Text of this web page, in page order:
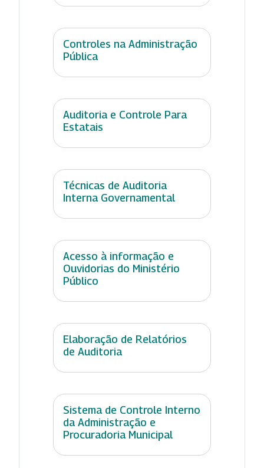
Controles na Administração
Pública
Auditoria e Controle Para
Estatais
Técnicas de Auditoria
Interna Governamental
Acesso à informação e
Ouvidorias do Ministério
Público
Elaboração de Relatórios
de Auditoria
Sistema de Controle Interno
da Administração e
Procuradoria Municipal